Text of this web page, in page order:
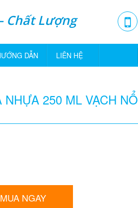
Chất Lượng
DẪN LIÊN HỆ
NHỰA 250 ML VẠCH
MUA NGAY